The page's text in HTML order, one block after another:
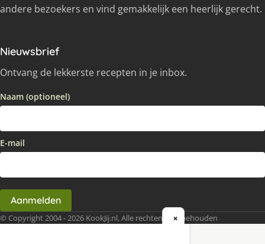
andere bezoekers en vind gemakkelijk een heerlijk gerecht.
Nieuwsbrief
Ontvang de lekkerste recepten in je inbox.
Naam (optioneel)
E-mail
Aanmelden
© Copyright 2004 - 2026 KookJij.nl, Alle rechten voorbehouden
×